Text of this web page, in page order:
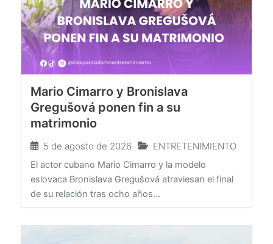
Mario Cimarro y Bronislava
Gregušová ponen fin a su
5 de agosto de 2026 ENTRETENIMIENTO
El actor cubano Mario Cimarro y la modelo
eslovaca Bronislava Gregušová atraviesan el final
de su relación tras ocho años...